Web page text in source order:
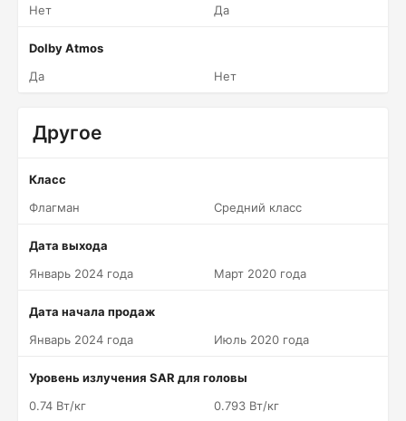
Нет
Да
Dolby Atmos
Да
Нет
Другое
Класс
Флагман
Средний класс
Дата выхода
Январь 2024 года
Март 2020 года
Дата начала продаж
Январь 2024 года
Июль 2020 года
Уровень излучения SAR для головы
0.74 Вт/кг
0.793 Вт/кг